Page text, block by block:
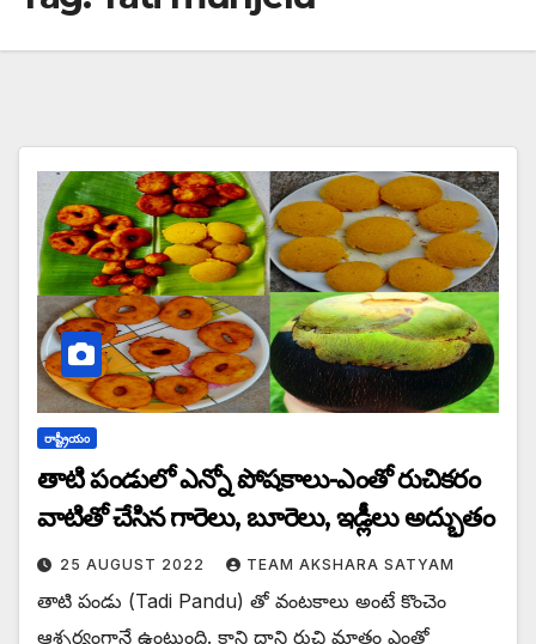
రాష్ట్రీయం
తాటి పండులో ఎన్నో పోషకాలు-ఎంతో రుచికరం
వాటితో చేసిన గారెలు, బూరెలు, ఇడ్లీలు అద్భుతం
25 AUGUST 2022 TEAM AKSHARA SATYAM
తాటి పండు (Tadi Pandu) తో వంటకాలు అంటే కొంచెం
ఆశ్చర్యంగానే ఉంటుంది. కాని దాని రుచి మాత్రం ఎంతో